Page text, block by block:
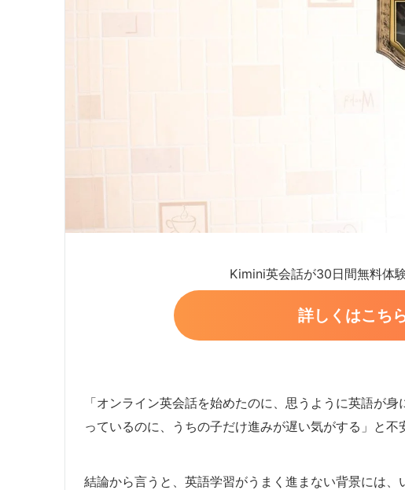
Kimini英会話が30日間無料体
詳しくはこち
「オンライン英会話を始めたのに、思うように英語が
っているのに、うちの子だけ進みが遅い気がする」と不
結論から言うと、英語学習がうまく進まない背景には